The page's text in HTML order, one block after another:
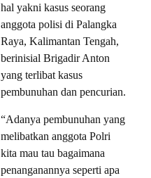
hal yakni kasus seorang
anggota polisi di Palangka
Raya, Kalimantan Tengah,
berinisial Brigadir Anton
yang terlibat kasus
pembunuhan dan pencurian.
“Adanya pembunuhan yang
melibatkan anggota Polri
kita mau tau bagaimana
penanganannya seperti apa